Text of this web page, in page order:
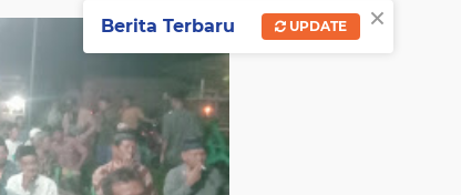
×
Berita Terbaru UPDATE